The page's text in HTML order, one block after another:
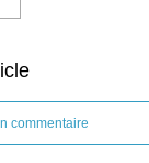
commentaire